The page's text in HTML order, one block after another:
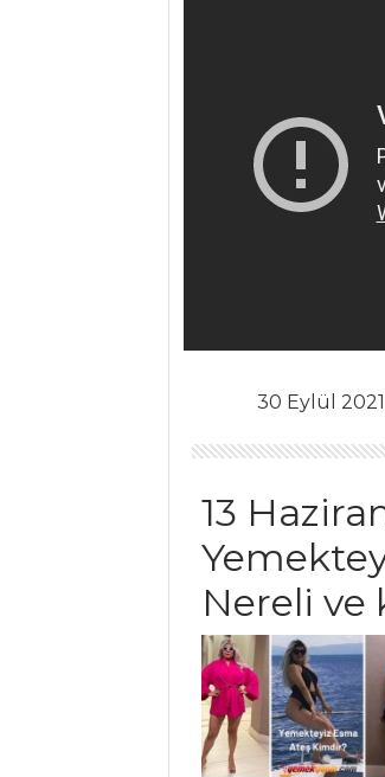
Mantarlı ve Pazılı
Pilav ve Makarna
30 Eylül
13
Nereli ve